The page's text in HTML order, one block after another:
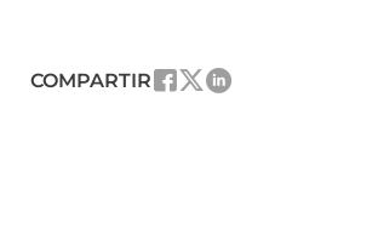
COMPARTIR